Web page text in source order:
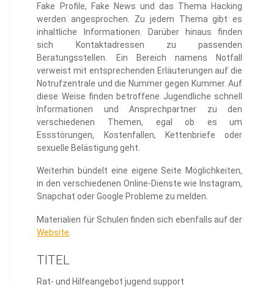
Fake Profile, Fake News und das Thema Hacking
werden angesprochen. Zu jedem Thema gibt es
inhaltliche Informationen. Darüber hinaus finden
sich Kontaktadressen zu passenden
Beratungsstellen. Ein Bereich namens Notfall
verweist mit entsprechenden Erläuterungen auf die
Notrufzentrale und die Nummer gegen Kummer. Auf
diese Weise finden betroffene Jugendliche schnell
Informationen und Ansprechpartner zu den
verschiedenen Themen, egal ob es um
Essstörungen, Kostenfallen, Kettenbriefe oder
sexuelle Belästigung geht.
Weiterhin bündelt eine eigene Seite Möglichkeiten,
in den verschiedenen Online-Dienste wie Instagram,
Snapchat oder Google Probleme zu melden.
Materialien für Schulen finden sich ebenfalls auf der
Website
TITEL
Rat- und Hilfeangebot jugend.support